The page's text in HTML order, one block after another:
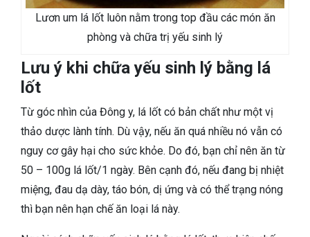
Lươn um lá lốt luôn nằm trong top đầu các món ăn
phòng và chữa trị yếu sinh lý
Lưu ý khi chữa yếu sinh lý bằng lá
lốt
Từ góc nhìn của Đông y, lá lốt có bản chất như một vị
thảo dược lành tính. Dù vậy, nếu ăn quá nhiều nó vẫn có
nguy cơ gây hại cho sức khỏe. Do đó, bạn chỉ nên ăn từ
50 – 100g lá lốt/1 ngày. Bên cạnh đó, nếu đang bị nhiệt
miệng, đau dạ dày, táo bón, dị ứng và có thể trạng nóng
thì bạn nên hạn chế ăn loại lá này.